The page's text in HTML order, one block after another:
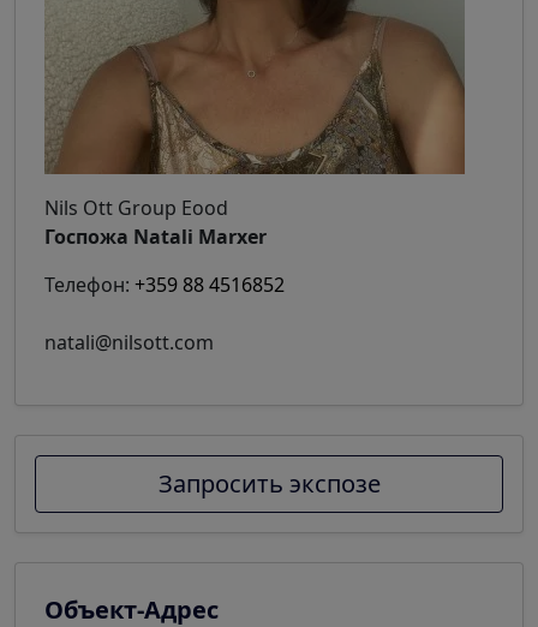
Nils Ott Group Eood
Госпожа Natali Marxer
Телефон: +359 88 4516852
natali@nilsott.com
Запросить экспозе
Объект-Адрес